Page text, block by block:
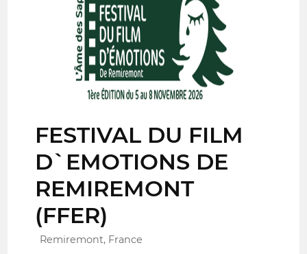
FESTIVAL DU FILM
D`EMOTIONS DE
REMIREMONT
(FFER)
Remiremont, France